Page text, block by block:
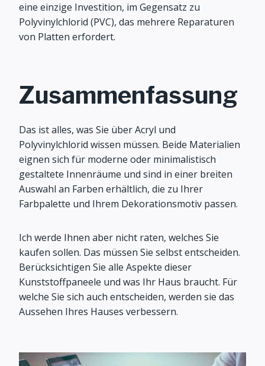
eine einzige Investition, im Gegensatz zu
Polyvinylchlorid (PVC), das mehrere Reparaturen
von Platten erfordert.
Zusammenfassung
Das ist alles, was Sie über Acryl und
Polyvinylchlorid wissen müssen. Beide Materialien
eignen sich für moderne oder minimalistisch
gestaltete Innenräume und sind in einer breiten
Auswahl an Farben erhältlich, die zu Ihrer
Farbpalette und Ihrem Dekorationsmotiv passen.
Ich werde Ihnen aber nicht raten, welches Sie
kaufen sollen. Das müssen Sie selbst entscheiden.
Berücksichtigen Sie alle Aspekte dieser
Kunststoffpaneele und was Ihr Haus braucht. Für
welche Sie sich auch entscheiden, werden sie das
Aussehen Ihres Hauses verbessern.